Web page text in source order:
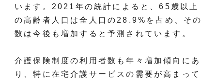
います。2021年の統計によると、65歳以上
の高齢者人口は全人口の28.9%を占め、その
数は今後も増加すると予測されています。
介護保険制度の利用者数も年々増加傾向にあ
り、特に在宅介護サービスの需要が高まって